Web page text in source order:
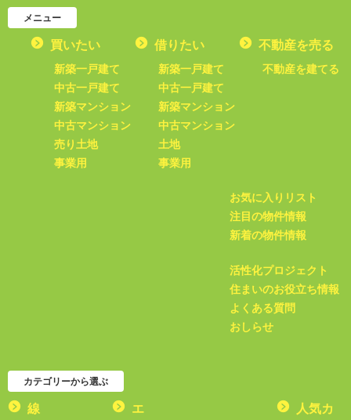
メニュー
買いたい
新築一戸建て
中古一戸建て
新築マンション
中古マンション
売り土地
事業用
借りたい
新築一戸建て
中古一戸建て
新築マンション
中古マンション
土地
事業用
不動産を売る
不動産を建てる
お気に入りリスト
注目の物件情報
新着の物件情報
活性化プロジェクト
住まいのお役立ち情報
よくある質問
おしらせ
カテゴリーから選ぶ
線
エ
人気カ